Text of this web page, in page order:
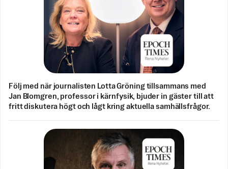
Följ med när journalisten Lotta Gröning tillsammans med
Jan Blomgren, professor i kärnfysik, bjuder in gäster till att
fritt diskutera högt och lågt kring aktuella samhällsfrågor.